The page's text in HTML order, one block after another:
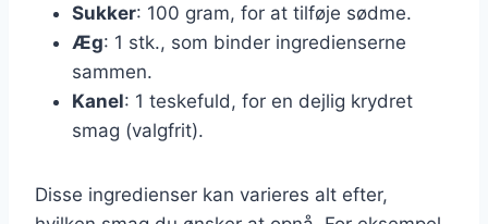
Sukker: 100 gram, for at tilføje sødme.
Æg: 1 stk., som binder ingredienserne
sammen.
Kanel: 1 teskefuld, for en dejlig krydret
smag (valgfrit).
Disse ingredienser kan varieres alt efter,